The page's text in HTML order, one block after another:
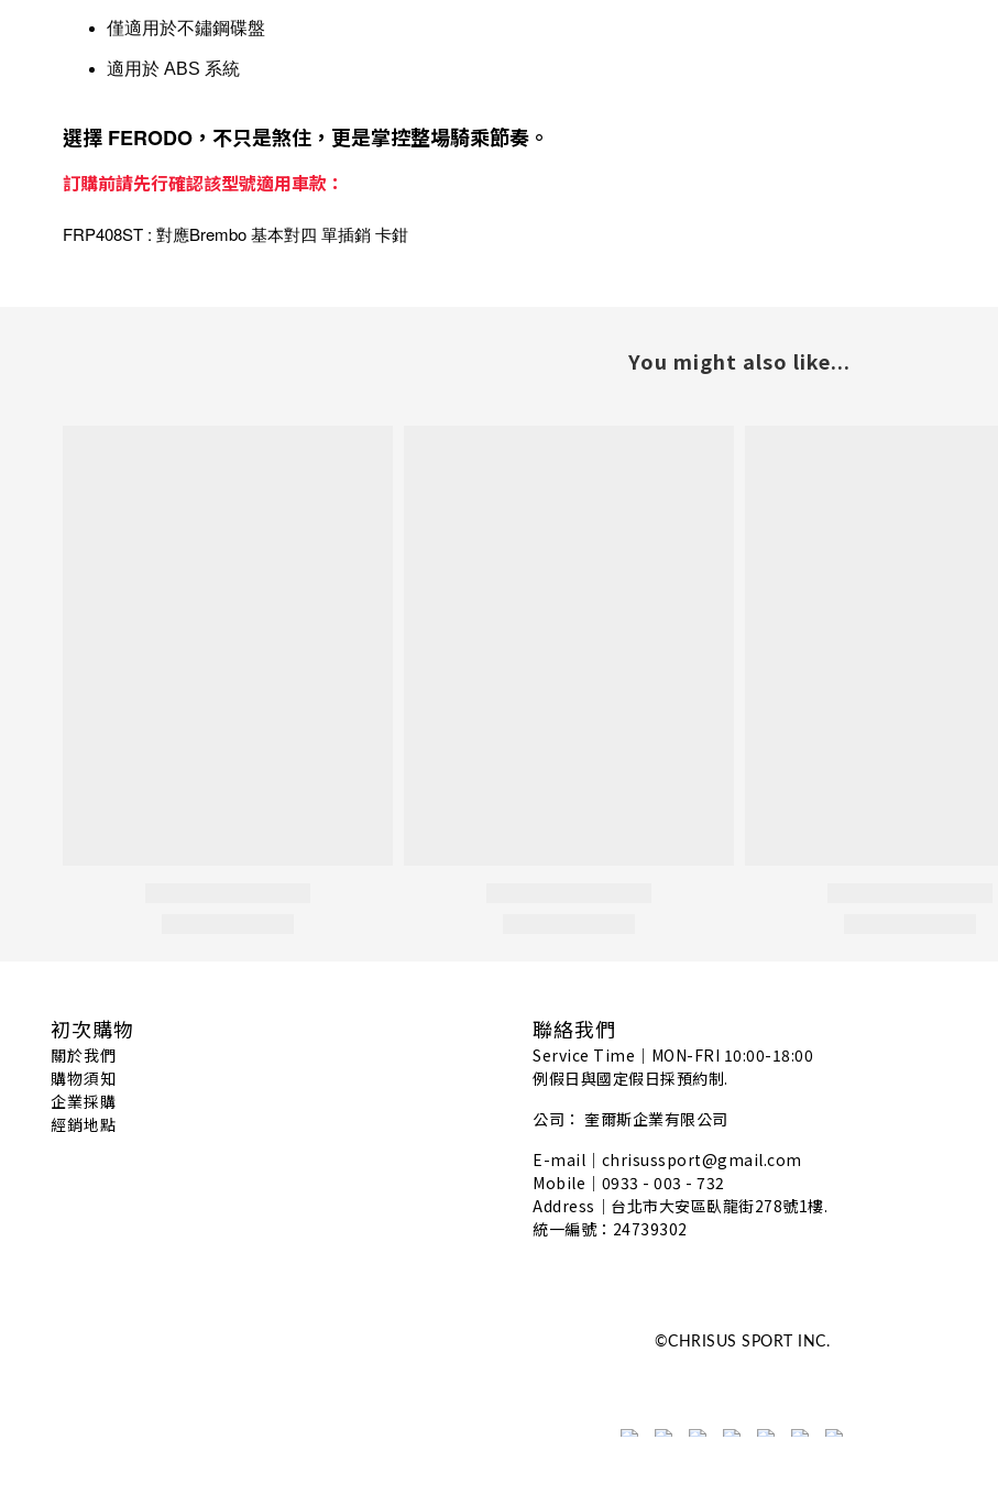
僅適用於不鏽鋼碟盤
適用於 ABS 系統
選擇 FERODO ，不只是煞住，更是掌控整場騎乘節奏。
訂購前請先行確認該型號適用車款：
FRP408ST : 對應Brembo 基本對四 單插銷 卡鉗
You might also like...
初次購物
關於我們
購物須知
企業採購
經銷地點
聯絡我們
Service Time｜MON-FRI 10:00-18:00
例假日與國定假日採預約制.
公司： 奎爾斯企業有限公司
E-mail｜chrisussport@gmail.com
Mobile｜0933 - 003 - 732
Address｜ 台北市大安區臥龍街278號1樓.
統一編號：24739302
©CHRISUS SPORT INC.